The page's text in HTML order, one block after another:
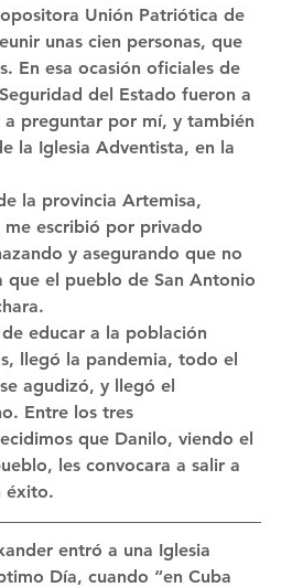
Unión Patriótica de
unas cien personas, que
En esa ocasión oficiales de
del Estado fueron a
a preguntar por mí, y también
la Iglesia Adventista, en la
la provincia Artemisa,
me escribió por privado
y asegurando que no
que el pueblo de San Antonio
educar a la población
llegó la pandemia, todo el
agudizó, y llegó el
Entre los tres
que Danilo, viendo el
les convocara a salir a
éxito.
entró a una Iglesia
Día, cuando “en Cuba